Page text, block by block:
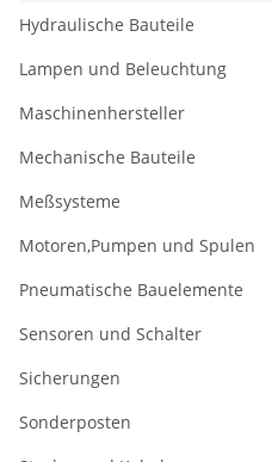
Hydraulische Bauteile
Lampen und Beleuchtung
Maschinenhersteller
Mechanische Bauteile
Meßsysteme
Motoren,Pumpen und Spulen
Pneumatische Bauelemente
Sensoren und Schalter
Sicherungen
Sonderposten